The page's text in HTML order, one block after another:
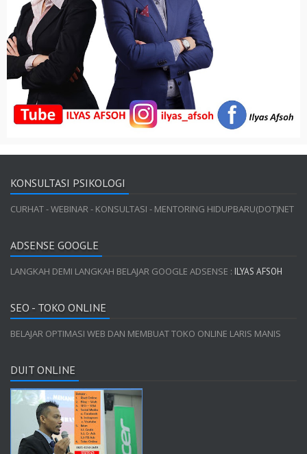
KONSULTASI PSIKOLOGI
CURHAT - WEBINAR - KONSULTASI - MENTORING HIDUPBARU(DOT)NET
ADSENSE GOOGLE
LANGKAH DEMI LANGKAH BELAJAR GOOGLE ADSENSE : ILYAS AFSOH
SEO - TOKO ONLINE
BELAJAR OPTIMASI WEB DAN MEMBUAT TOKO ONLINE LARIS MANIS
DUIT ONLINE